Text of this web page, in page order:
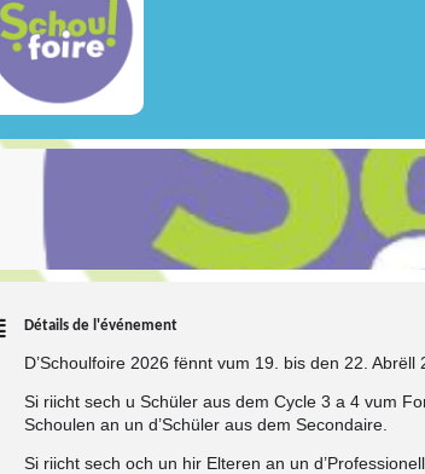
Détails de l'événement
D’Schoulfoire 2026 fënnt vum 19. bis den 22. Abrëll
Si riicht sech u Schüler aus dem Cycle 3 a 4 vum
Schoulen an un d’Schüler aus dem Secondaire.
Si riicht sech och un hir Elteren an un